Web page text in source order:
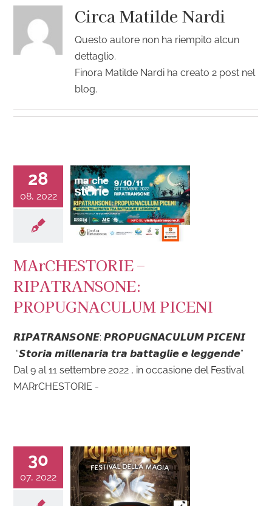
CircaMatilde Nardi
Questo autore non ha riempito alcun
dettaglio.
Finora Matilde Nardi ha creato 2 post nel
blog.
28
08, 2022
MArCHESTORIE –
RIPATRANSONE:
PROPUGNACULUM PICENI
𝙍𝙄𝙋𝘼𝙏𝙍𝘼𝙉𝙎𝙊𝙉𝙀: 𝙋𝙍𝙊𝙋𝙐𝙂𝙉𝘼𝘾𝙐𝙇𝙐𝙈 𝙋𝙄𝘾𝙀𝙉𝙄
“𝙎𝙩𝙤𝙧𝙞𝙖 𝙢𝙞𝙡𝙡𝙚𝙣𝙖𝙧𝙞𝙖 𝙩𝙧𝙖 𝙗𝙖𝙩𝙩𝙖𝙜𝙡𝙞𝙚 𝙚 𝙡𝙚𝙜𝙜𝙚𝙣𝙙𝙚”
Dal 9 al 11 settembre 2022 , in occasione del Festival
MARrCHESTORIE -
30
07, 2022